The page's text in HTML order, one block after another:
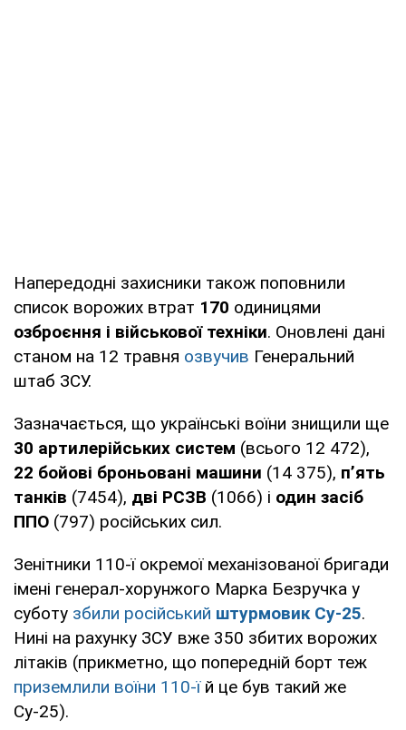
Напередодні захисники також поповнили
список ворожих втрат 170 одиницями
озброєння і військової техніки. Оновлені дані
станом на 12 травня озвучив Генеральний
штаб ЗСУ.
Зазначається, що українські воїни знищили ще
30 артилерійських систем (всього 12 472),
22 бойові броньовані машини (14 375), п’ять
танків (7454), дві РСЗВ (1066) і один засіб
ППО (797) російських сил.
Зенітники 110-ї окремої механізованої бригади
імені генерал-хорунжого Марка Безручка у
суботу збили російський штурмовик Су-25.
Нині на рахунку ЗСУ вже 350 збитих ворожих
літаків (прикметно, що попередній борт теж
приземлили воїни 110-їй це був такий же
Су-25).